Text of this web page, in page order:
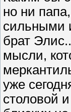
но ни
сильными
брат
мысли,
уже
столовой